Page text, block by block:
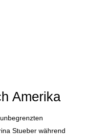
Amerika
Stueber während